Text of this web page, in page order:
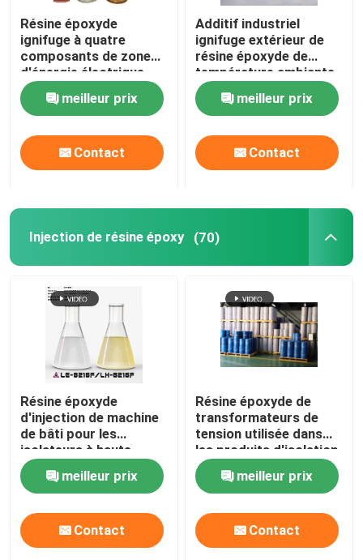
Résine époxyde
ignifuge à quatre
composants de zone
d'énergie électrique
pour CT/PT
meilleur prix
Contact
Additif industriel
ignifuge extérieur de
résine époxyde de
température ambiante
meilleur prix
Contact
Injection de résine époxy (70)
Résine époxyde
d'injection de machine
de bâti pour les
isolateurs à haute
tension
meilleur prix
Contact
Résine époxyde de
transformateurs de
tension utilisée dans
les produits d'isolation
de puissance à haute
tensionmeilleur prix
Contact